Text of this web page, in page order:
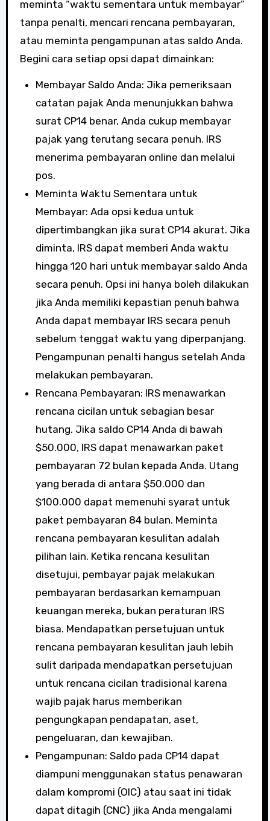
meminta “waktu sementara untuk membayar”
tanpa penalti, mencari rencana pembayaran,
atau meminta pengampunan atas saldo Anda.
Begini cara setiap opsi dapat dimainkan:
Membayar Saldo Anda: Jika pemeriksaan
catatan pajak Anda menunjukkan bahwa
surat CP14 benar, Anda cukup membayar
pajak yang terutang secara penuh. IRS
menerima pembayaran online dan melalui
pos.
Meminta Waktu Sementara untuk
Membayar: Ada opsi kedua untuk
dipertimbangkan jika surat CP14 akurat. Jika
diminta, IRS dapat memberi Anda waktu
hingga 120 hari untuk membayar saldo Anda
secara penuh. Opsi ini hanya boleh dilakukan
jika Anda memiliki kepastian penuh bahwa
Anda dapat membayar IRS secara penuh
sebelum tenggat waktu yang diperpanjang.
Pengampunan penalti hangus setelah Anda
melakukan pembayaran.
Rencana Pembayaran: IRS menawarkan
rencana cicilan untuk sebagian besar
hutang. Jika saldo CP14 Anda di bawah
$50.000, IRS dapat menawarkan paket
pembayaran 72 bulan kepada Anda. Utang
yang berada di antara $50.000 dan
$100.000 dapat memenuhi syarat untuk
paket pembayaran 84 bulan. Meminta
rencana pembayaran kesulitan adalah
pilihan lain. Ketika rencana kesulitan
disetujui, pembayar pajak melakukan
pembayaran berdasarkan kemampuan
keuangan mereka, bukan peraturan IRS
biasa. Mendapatkan persetujuan untuk
rencana pembayaran kesulitan jauh lebih
sulit daripada mendapatkan persetujuan
untuk rencana cicilan tradisional karena
wajib pajak harus memberikan
pengungkapan pendapatan, aset,
pengeluaran, dan kewajiban.
Pengampunan: Saldo pada CP14 dapat
diampuni menggunakan status penawaran
dalam kompromi (OIC) atau saat ini tidak
dapat ditagih (CNC) jika Anda mengalami